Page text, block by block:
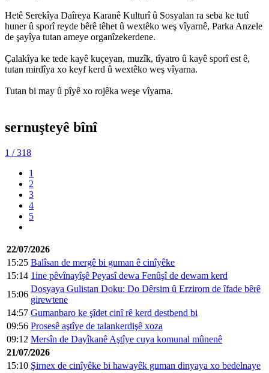
Hetê Serekîya Daîreya Karanê Kulturî û Sosyalan ra seba ke tutî
huner û sporî reyde bêrê têhet û wextêko weş vîyarnê, Parka Anzele
de şayîya tutan ameye organîzekerdene.
Çalakîya ke tede kayê kuçeyan, muzîk, tîyatro û kayê sporî est ê,
tutan mirdîya xo keyf kerd û wextêko weş vîyarna.
Tutan bi may û pîyê xo rojêka weşe vîyarna.
sernuşteyê bînî
1 / 318
1
2
3
4
5
22/07/2026
15:25 Balîsan de mergê bi guman ê cinîyêke
15:14 1ine pêvînayîşê Peyasî dewa Fenûşî de dewam kerd
15:06
Dosyaya Gulistan Doku: Do Dêrsim û Erzirom de îfade bêrê
girewtene
14:57 Gumanbaro ke şîdet cinî rê kerd destbend bi
09:56 Prosesê aştîye de talankerdişê xoza
09:12 Mersîn de Dayîkanê Aştîye cuya komunal mûnenê
21/07/2026
15:10 Şirnex de cinîyêke bi hawayêk guman dinyaya xo bedelnaye